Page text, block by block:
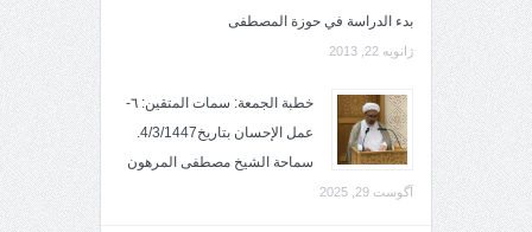
بدء الدراسة في حوزة المصطفى
ژانویه 22, 2013
خطبة الجمعة: سمات المتقين: ٦-
عمل الإحسان بتاريخ4/3/1447.
سماحة الشيخ مصطفى المرهون
آگوست 29, 2025